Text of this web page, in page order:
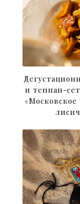
и теппан-